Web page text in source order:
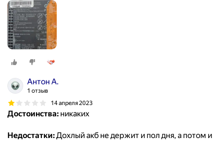
Антон А.
1 отзыв
14 апреля 2023
Достоинства: никаких
Недостатки:Дохлый акб не держит и пол дня, а потом и